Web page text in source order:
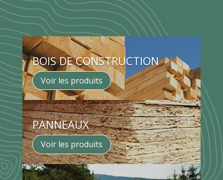
BOIS DE CONSTRUCTION
Voir les produits
PANNEAUX
Voir les produits